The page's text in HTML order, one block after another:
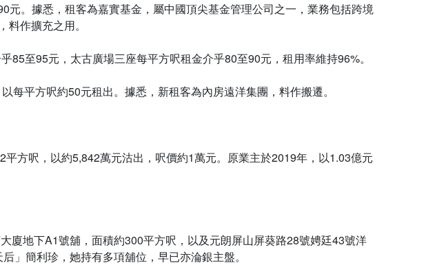
。據悉，租客為嘉實基金，屬中國頂尖基金管理公司之一，業務包括跨境
作擴充之用。
至95元，太古廣場三座每平方呎租金介乎80至90元，租用率維持96%。
平方呎約50元租出。據悉，新租客為內房遠洋集團，料作搬遷。
方呎，以約5,842萬元沽出，呎價約1萬元。原業主於2019年，以1.03億元
廈地下A1號舖，面積約300平方呎，以及元朗屏山屏葵路28號娉廷43號洋
」簡利珍，她持有多項舖位，早已亦淪銀主盤。